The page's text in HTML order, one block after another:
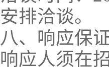
安排洽谈。
八、响应保
响应人须在